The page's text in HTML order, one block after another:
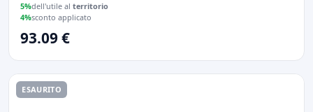
5%dell'utile al territorio
4%sconto applicato
93.09 €
ESAURITO